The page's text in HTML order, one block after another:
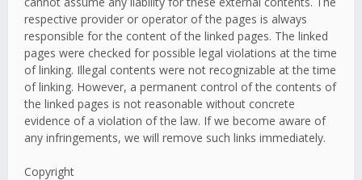
respective provider or operator of the pages is always
responsible for the content of the linked pages. The linked
pages were checked for possible legal violations at the time
of linking. Illegal contents were not recognizable at the time
of linking. However, a permanent control of the contents of
the linked pages is not reasonable without concrete
evidence of a violation of the law. If we become aware of
any infringements, we will remove such links immediately.
Copyright